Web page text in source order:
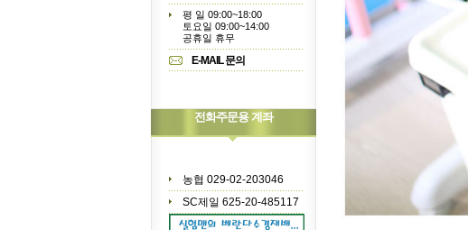
평 일 09:00~18:00
토요일 09:00~14:00
공휴일 휴무
E-MAIL 문의
전화주문용 계좌
농협 029-02-203046
SC제일 625-20-485117